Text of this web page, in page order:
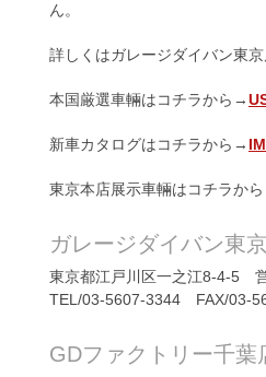
ん。
詳しくはガレージダイバン東
本国厳選車輛はコチラから→
新車カタログはコチラから→
東京本店展示車輛はコチラか
ガレージダイバン東
東京都江戸川区一之江8-4-5
TEL/03-5607-3344 FAX/03-
GDファクトリー千葉